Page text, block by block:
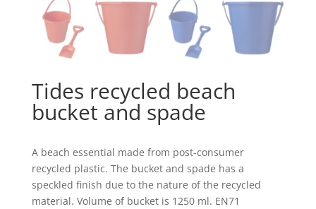
Tides recycled beach
bucket and spade
A beach essential made from post-consumer
recycled plastic. The bucket and spade has a
speckled finish due to the nature of the recycled
material. Volume of bucket is 1250 ml. EN71